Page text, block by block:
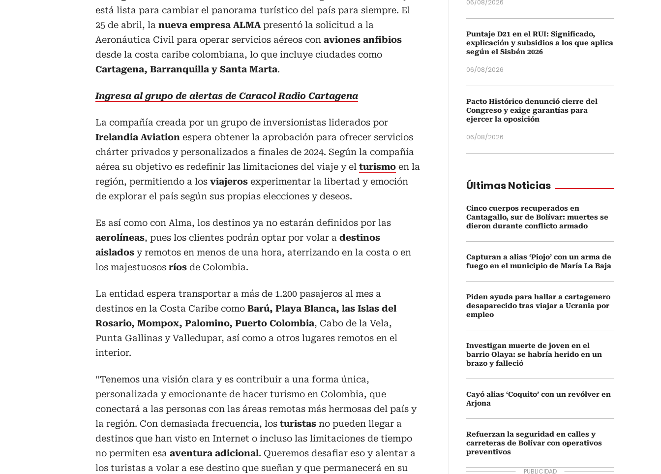
está lista para cambiar el panorama turístico del país para siempre. El
25 de abril, la nueva empresa ALMApresentó la solicitud a la
Aeronáutica Civil para operar servicios aéreos con aviones anfibios
desde la costa caribe colombiana, lo que incluye ciudades como
Cartagena, Barranquilla y Santa Marta.
Ingresa al grupo de alertas de Caracol Radio Cartagena
La compañía creada por un grupo de inversionistas liderados por
Irelandia Aviation espera obtener la aprobación para ofrecer servicios
chárter privados y personalizados a finales de 2024. Según la compañía
aérea su objetivo es redefinir las limitaciones del viaje y el turismo en la
región, permitiendo a los viajeros experimentar la libertad y emoción
de explorar el país según sus propias elecciones y deseos.
Es así como con Alma, los destinos ya no estarán definidos por las
aerolíneas, pues los clientes podrán optar por volar a destinos
aislados y remotos en menos de una hora, aterrizando en la costa o en
los majestuosos ríos de Colombia.
La entidad espera transportar a más de 1.200 pasajeros al mes a
destinos en la Costa Caribe como Barú, Playa Blanca, las Islas del
Rosario, Mompox, Palomino, Puerto Colombia, Cabo de la Vela,
Punta Gallinas y Valledupar, así como a otros lugares remotos en el
interior.
“Tenemos una visión clara y es contribuir a una forma única,
personalizada y emocionante de hacer turismo en Colombia, que
conectará a las personas con las áreas remotas más hermosas del país y
la región. Con demasiada frecuencia, los turistas no pueden llegar a
destinos que han visto en Internet o incluso las limitaciones de tiempo
no permiten esa aventura adicional. Queremos desafiar eso y alentar a
los turistas a volar a ese destino que sueñan y que permanecerá en su
06/08/2026
Puntaje D21 en el RUI: Significado,
explicación y subsidios a los que aplica
según el Sisbén 2026
06/08/2026
Pacto Histórico denunció cierre del
Congreso y exige garantías para
ejercer la oposición
06/08/2026
Últimas Noticias
Cinco cuerpos recuperados en
Cantagallo, sur de Bolívar: muertes se
dieron durante conflicto armado
Capturan a alias ‘Piojo’ con un arma de
fuego en el municipio de María La Baja
Piden ayuda para hallar a cartagenero
desaparecido tras viajar a Ucrania por
empleo
Investigan muerte de joven en el
barrio Olaya: se habría herido en un
brazo y falleció
Cayó alias ‘Coquito’ con un revólver en
Arjona
Refuerzan la seguridad en calles y
carreteras de Bolívar con operativos
preventivos